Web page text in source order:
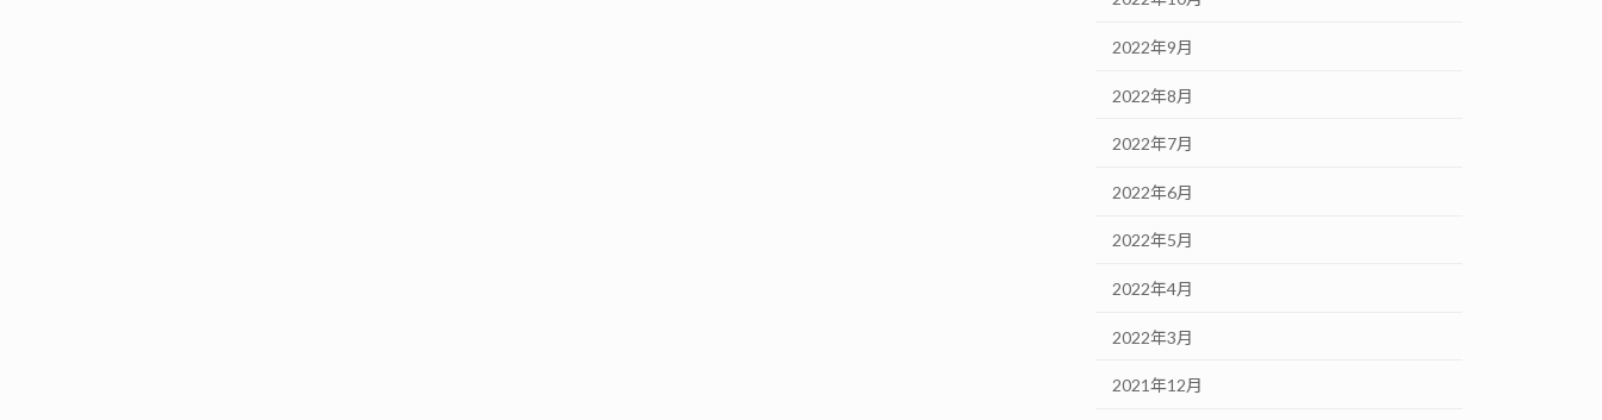
2022年9月
2022年8月
2022年7月
2022年6月
2022年5月
2022年4月
2022年3月
2021年12月